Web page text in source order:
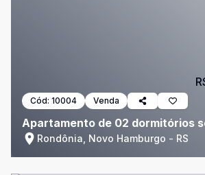
Cód: 10004 Venda
Apartamento de 02 dormitórios
Rondônia, Novo Hamburgo - RS